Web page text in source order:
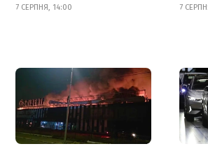
7 СЕРПНЯ, 14:00 7